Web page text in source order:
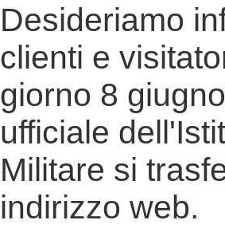
Desideriamo
clienti e
giorno 8
ufficiale
Militare si
indirizzo web.